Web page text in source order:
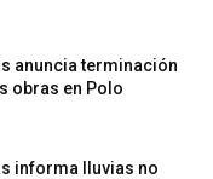
anuncia terminación
obras en Polo
informa lluvias no